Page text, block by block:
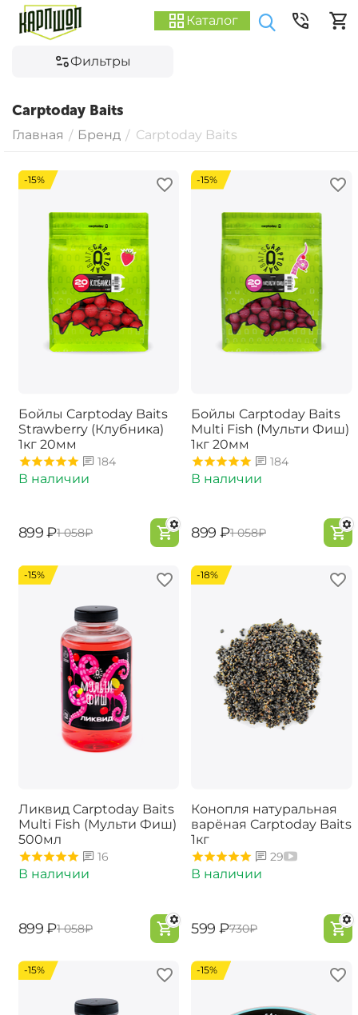
Каталог
Фильтры
Carptoday Baits
Главная / Бренд / Carptoday Baits
-15%
Бойлы Carptoday Baits
Strawberry (Клубника)
1кг 20мм
184
В наличии
‍899‍ ₽‍1 058‍₽
-15%
Бойлы Carptoday Baits
Multi Fish (Мульти Фиш)
1кг 20мм
184
В наличии
‍899‍ ₽‍1 058‍₽
-15%
Ликвид Carptoday Baits
Multi Fish (Мульти Фиш)
500мл
16
В наличии
‍899‍ ₽‍1 058‍₽
-18%
Конопля натуральная
варёная Carptoday Baits
1кг
29
В наличии
‍599‍ ₽‍730‍₽
-15% -15%